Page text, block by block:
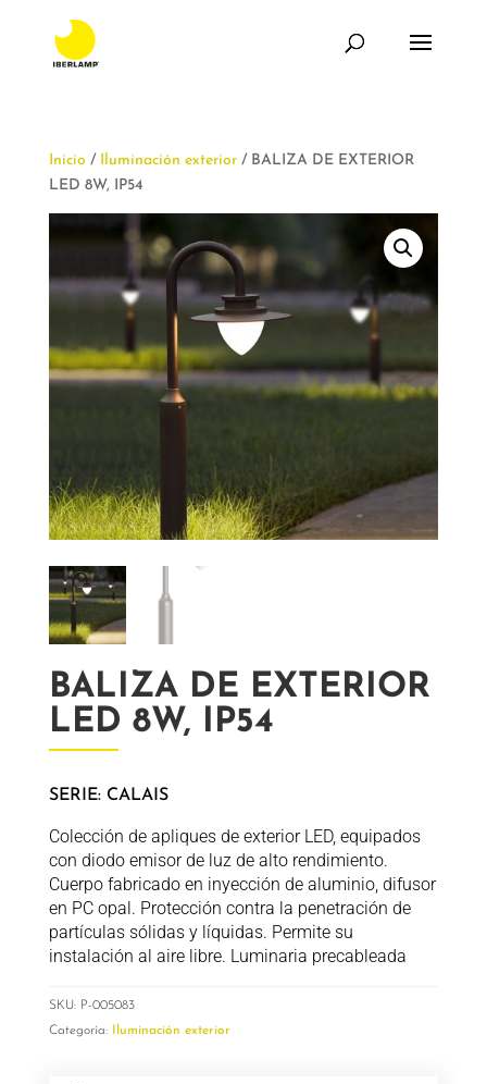
Inicio / Iluminación exterior/ BALIZA DE EXTERIOR
LED 8W, IP54
BALIZA DE EXTERIOR
LED 8W, IP54
SERIE: CALAIS
Colección de apliques de exterior LED, equipados
con diodo emisor de luz de alto rendimiento.
Cuerpo fabricado en inyección de aluminio, difusor
en PC opal. Protección contra la penetración de
partículas sólidas y líquidas. Permite su
instalación al aire libre. Luminaria precableada
SKU: P-005083
Categoría:
Iluminación exterior